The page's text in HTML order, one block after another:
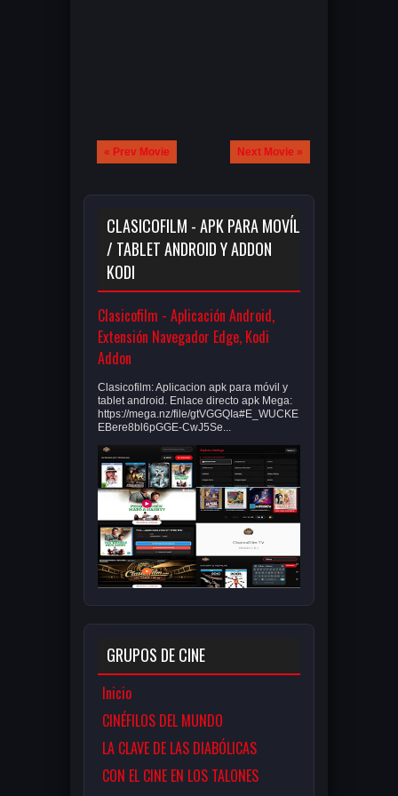
« Prev Movie Next Movie »
CLASICOFILM - APK PARA MOVÍL
/ TABLET ANDROID Y ADDON
KODI
Clasicofilm - Aplicación Android,
Extensión Navegador Edge, Kodi
Addon
Clasicofilm: Aplicacion apk para móvil y
tablet android. Enlace directo apk Mega:
https://mega.nz/file/gtVGGQIa#E_WUCKE
EBere8bl6pGGE-CwJ5Se...
GRUPOS DE CINE
Inicio
CINÉFILOS DEL MUNDO
LA CLAVE DE LAS DIABÓLICAS
CON EL CINE EN LOS TALONES